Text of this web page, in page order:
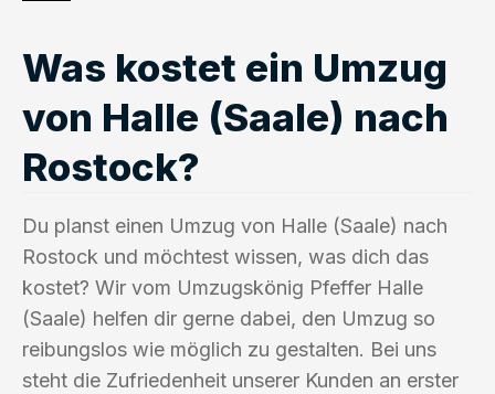
Was kostet ein Umzug
von Halle (Saale) nach
Rostock?
Du planst einen Umzug von Halle (Saale) nach
Rostock und möchtest wissen, was dich das
kostet? Wir vom Umzugskönig Pfeffer Halle
(Saale) helfen dir gerne dabei, den Umzug so
reibungslos wie möglich zu gestalten. Bei uns
steht die Zufriedenheit unserer Kunden an erster